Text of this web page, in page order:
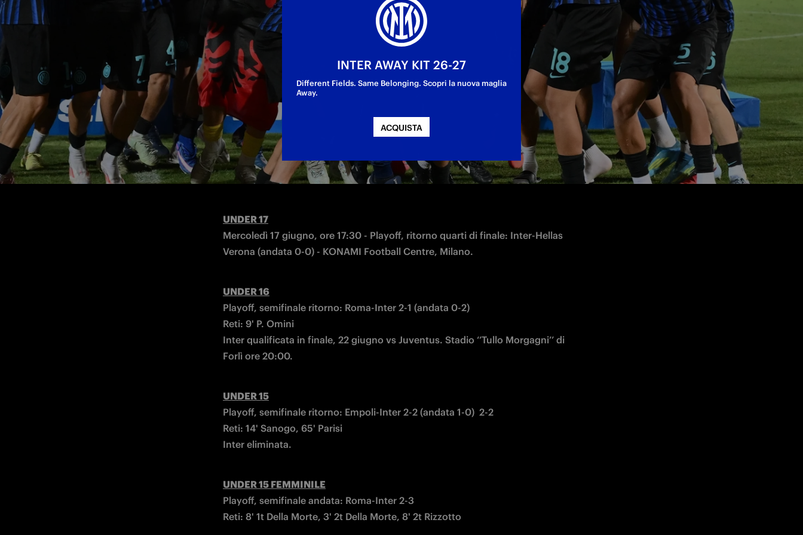
UNDER 18
Finale Playoff: Inter-Bologna 0-0, 3 - 1 dcr.
Inter Campione d’Italia U18
Playoff, semifinale andata: Inter-Parma 2-1
Reti: 29' Bersani, 81' Cerutti
UNDER 17
Mercoledì 17 giugno, ore 17:30 - Playoff, ritorno quarti di finale: Inter-Hellas
Verona (andata 0-0) - KONAMI Football Centre, Milano.
UNDER 16
Playoff, semifinale ritorno: Roma-Inter 2-1 (andata 0-2)
Reti: 9' P. Omini
Inter qualificata in finale, 22 giugno vs Juventus. Stadio ‘’Tullo Morgagni’’ di
Forlì ore 20:00.
UNDER 15
Playoff, semifinale ritorno: Empoli-Inter 2-2 (andata 1-0)  2-2
Reti: 14' Sanogo, 65' Parisi
Inter eliminata.
UNDER 15 FEMMINILE
Playoff, semifinale andata: Roma-Inter 2-3
Reti: 8' 1t Della Morte, 3' 2t Della Morte, 8' 2t Rizzotto
INTER AWAY KIT 26-27
Different Fields. Same Belonging. Scopri la nuova maglia
Away.
ACQUISTA